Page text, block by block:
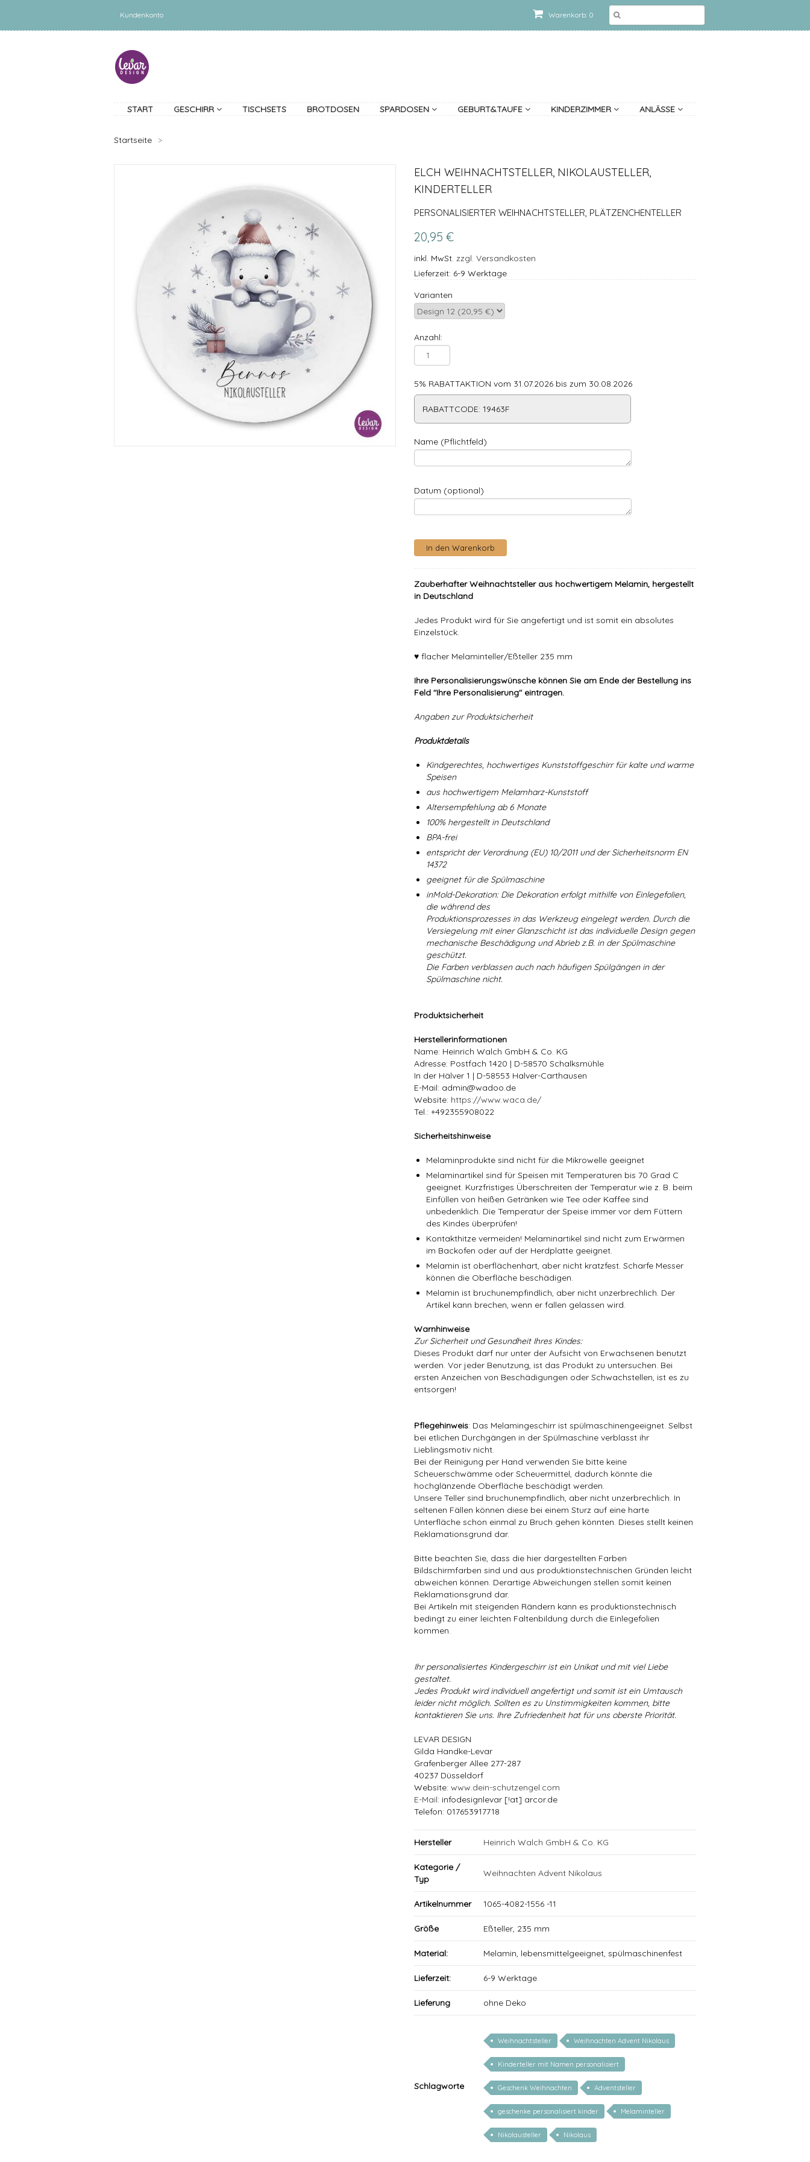
Warenkorb: 0
Kundenkonto
START GESCHIRR TISCHSETS BROTDOSEN SPARDOSEN GEBURT&TAUFE KINDERZIMMER ANLÄSSE
Startseite >
ELCH WEIHNACHTSTELLER, NIKOLAUSTELLER,
KINDERTELLER
PERSONALISIERTER WEIHNACHTSTELLER, PLÄTZENCHENTELLER
20,95 €
inkl. MwSt. zzgl. Versandkosten
Lieferzeit: 6-9 Werktage
Varianten
Anzahl:
5% RABATTAKTION vom 31.07.2026 bis zum 30.08.2026
RABATTCODE: 19463F
Name (Pflichtfeld)
Datum (optional)
Zauberhafter Weihnachtsteller aus hochwertigem Melamin, hergestellt
in Deutschland
Jedes Produkt wird für Sie angefertigt und ist somit ein absolutes
Einzelstück.
♥ flacher Melaminteller/Eßteller 235 mm
Ihre Personalisierungswünsche können Sie am Ende der Bestellung ins
Feld "Ihre Personalisierung" eintragen.
Angaben zur Produktsicherheit
Produktdetails
Kindgerechtes, hochwertiges Kunststoffgeschirr für kalte und warme
Speisen
aus hochwertigem Melamharz-Kunststoff
Altersempfehlung ab 6 Monate
100% hergestellt in Deutschland
BPA-frei
entspricht der Verordnung (EU) 10/2011 und der Sicherheitsnorm EN
14372
geeignet für die Spülmaschine
inMold-Dekoration: Die Dekoration erfolgt mithilfe von Einlegefolien,
die während des
Produktionsprozesses in das Werkzeug eingelegt werden. Durch die
Versiegelung mit einer Glanzschicht ist das individuelle Design gegen
mechanische Beschädigung und Abrieb z.B. in der Spülmaschine
geschützt.
Die Farben verblassen auch nach häufigen Spülgängen in der
Spülmaschine nicht.
Produktsicherheit
Herstellerinformationen
Name: Heinrich Walch GmbH & Co. KG
Adresse: Postfach 1420 | D-58570 Schalksmühle
In der Hälver 1 | D-58553 Halver-Carthausen
E-Mail: admin@wadoo.de
Website: https://www.waca.de/
Tel.: +492355908022
Sicherheitshinweise
Melaminprodukte sind nicht für die Mikrowelle geeignet
Melaminartikel sind für Speisen mit Temperaturen bis 70 Grad C
geeignet. Kurzfristiges Überschreiten der Temperatur wie z. B. beim
Einfüllen von heißen Getränken wie Tee oder Kaffee sind
unbedenklich. Die Temperatur der Speise immer vor dem Füttern
des Kindes überprüfen!
Kontakthitze vermeiden! Melaminartikel sind nicht zum Erwärmen
im Backofen oder auf der Herdplatte geeignet.
Melamin ist oberflächenhart, aber nicht kratzfest. Scharfe Messer
können die Oberfläche beschädigen.
Melamin ist bruchunempfindlich, aber nicht unzerbrechlich. Der
Artikel kann brechen, wenn er fallen gelassen wird.
Warnhinweise
Zur Sicherheit und Gesundheit Ihres Kindes:
Dieses Produkt darf nur unter der Aufsicht von Erwachsenen benutzt
werden. Vor jeder Benutzung, ist das Produkt zu untersuchen. Bei
ersten Anzeichen von Beschädigungen oder Schwachstellen, ist es zu
entsorgen!
Pflegehinweis: Das Melamingeschirr ist spülmaschinengeeignet. Selbst
bei etlichen Durchgängen in der Spülmaschine verblasst ihr
Lieblingsmotiv nicht.
Bei der Reinigung per Hand verwenden Sie bitte keine
Scheuerschwämme oder Scheuermittel, dadurch könnte die
hochglänzende Oberfläche beschädigt werden.
Unsere Teller sind bruchunempfindlich, aber nicht unzerbrechlich. In
seltenen Fällen können diese bei einem Sturz auf eine harte
Unterfläche schon einmal zu Bruch gehen könnten. Dieses stellt keinen
Reklamationsgrund dar.
Bitte beachten Sie, dass die hier dargestellten Farben
Bildschirmfarben sind und aus produktionstechnischen Gründen leicht
abweichen können. Derartige Abweichungen stellen somit keinen
Reklamationsgrund dar.
Bei Artikeln mit steigenden Rändern kann es produktionstechnisch
bedingt zu einer leichten Faltenbildung durch die Einlegefolien
kommen.
Ihr personalisiertes Kindergeschirr ist ein Unikat und mit viel Liebe
gestaltet.
Jedes Produkt wird individuell angefertigt und somit ist ein Umtausch
leider nicht möglich. Sollten es zu Unstimmigkeiten kommen, bitte
kontaktieren Sie uns. Ihre Zufriedenheit hat für uns oberste Priorität.
LEVAR DESIGN
Gilda Handke-Levar
Grafenberger Allee 277-287
40237 Düsseldorf
Website: www.dein-schutzengel.com
E-Mail: infodesignlevar [!at] arcor.de
Telefon: 017653917718
Hersteller Heinrich Walch GmbH & Co. KG
Kategorie /
Typ
Weihnachten Advent Nikolaus
Artikelnummer 1065-4082-1556 -11
Größe Eßteller, 235 mm
Material: Melamin, lebensmittelgeeignet, spülmaschinenfest
Lieferzeit: 6-9 Werktage
Lieferung ohne Deko
Schlagworte
Weihnachtsteller Weihnachten Advent Nikolaus
Kinderteller mit Namen personalisiert
Geschenk Weihnachten Adventsteller
geschenke personalisiert kinder Melaminteller
Nikolausteller Nikolaus